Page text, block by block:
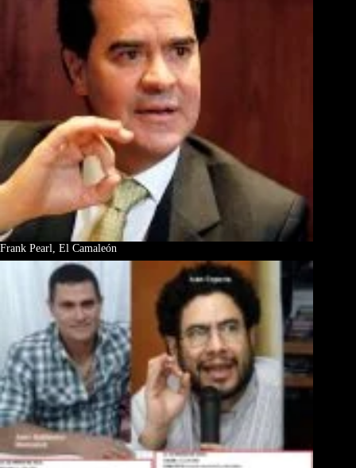
Frank Pearl, El Camaleón